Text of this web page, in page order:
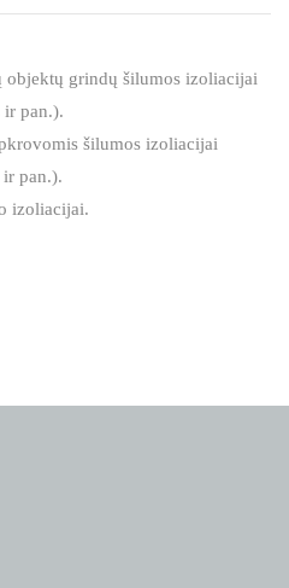
objektų grindų šilumos izoliacijai
ir pan.).
šilumos izoliacijai
pan.).
izoliacijai.